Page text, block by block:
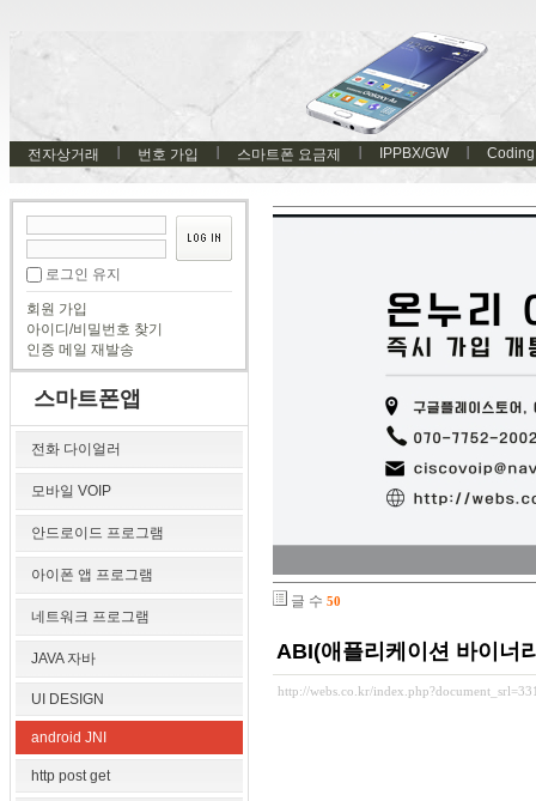
전자상거래 번호 가입 스마트폰 요금제 IPPBX/GW Coding
로그인 유지
회원 가입
아이디/비밀번호 찾기
인증 메일 재발송
스마트폰앱
전화 다이얼러
모바일 VOIP
안드로이드 프로그램
아이폰 앱 프로그램
네트워크 프로그램
JAVA 자바
UI DESIGN
android JNI
http post get
글 수 50
ABI(애플리케이션 바이너
http://webs.co.kr/